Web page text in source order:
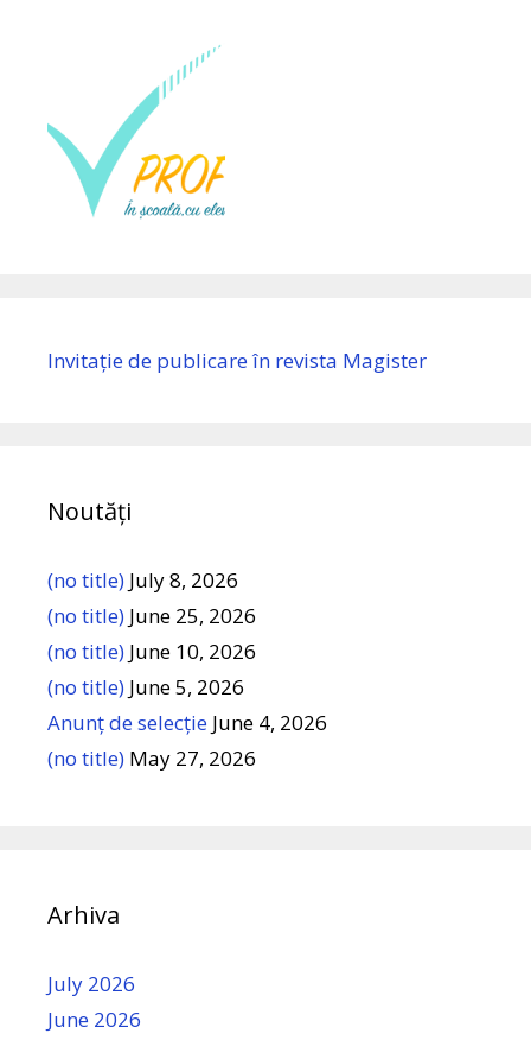
Invitație de publicare în revista Magister
Noutăți
(no title) July 8, 2026
(no title) June 25, 2026
(no title) June 10, 2026
(no title) June 5, 2026
Anunț de selecție June 4, 2026
(no title) May 27, 2026
Arhiva
July 2026
June 2026